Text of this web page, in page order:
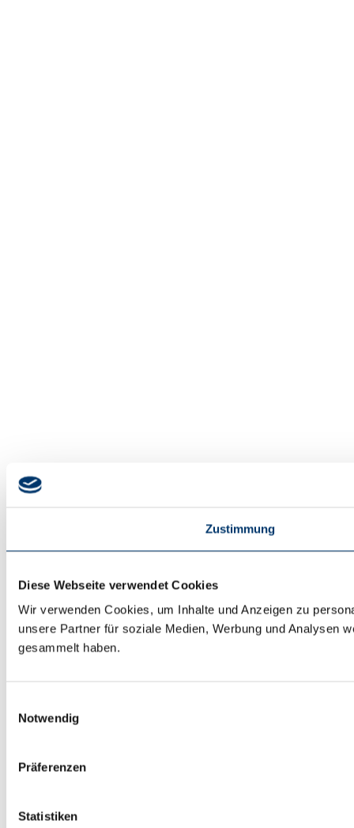
Zustimmung
Diese Webseite verwendet Cookies
Wir verwenden Cookies, um Inhalte und Anzeigen zu
unsere Partner für soziale Medien, Werbung und Analysen
gesammelt haben.
Notwendig
Präferenzen
Statistiken